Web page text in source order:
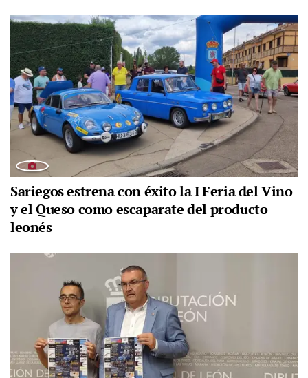
Sariegos estrena con éxito la I Feria del Vino
y el Queso como escaparate del producto
leonés